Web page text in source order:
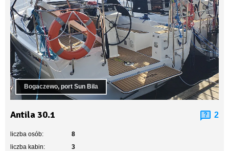
Bogaczewo, port Sun Bila
Antila 30.1 2
liczba osób:
8
liczba kabin:
3